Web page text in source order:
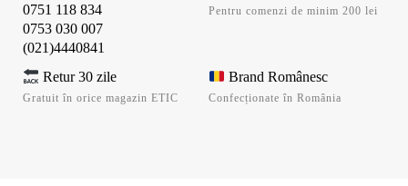
0751 118 834
0753 030 007
(021)4440841
Pentru comenzi de minim 200 lei
Retur 30 zile
Gratuit în orice magazin ETIC
Brand Românesc
Confecționate în România